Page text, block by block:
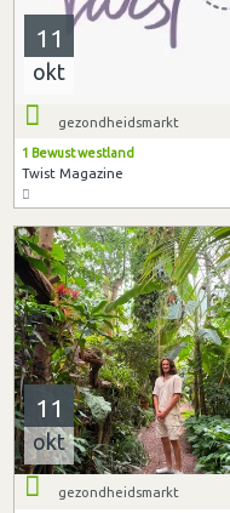
11
okt
gezondheidsmarkt
1 Bewust westland
Twist Magazine
11
okt
gezondheidsmarkt